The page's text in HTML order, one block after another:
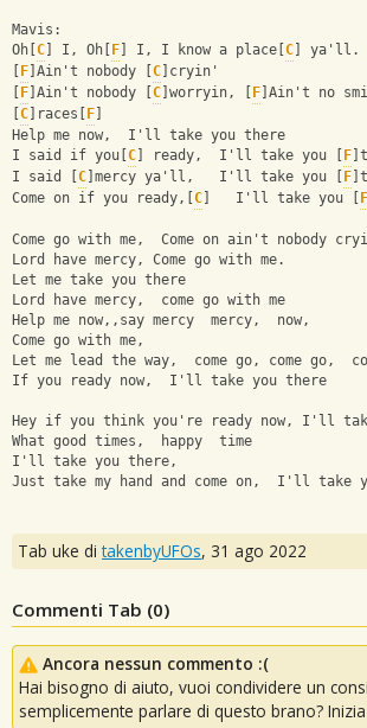
Mavis:
Oh[ C ] I, Oh[ F ] I, I know a place[ C ] ya'll. [
F ]Ain't nobody [ C ]cryin'
F ]Ain't nobody [ C ]worryin, [ F ]Ain't no
C ]races[ F
Help me now,  I'll take you there
I said if you[ C ] ready,  I'll take you [ F
I said [ C ]mercy ya'll,   I'll take you [ F
Come on if you ready,[ C ]   I'll take you [ F
Come go with me,  Come on ain't nobody
Lord have mercy, Come go with me.
Let me take you there
Lord have mercy,  come go with me
Help me now,,say mercy  mercy,  now,
Come go with me,
Let me lead the way,  come go, come go,
If you ready now,  I'll take you there
Hey if you think you're ready now, I'll
What good times,  happy  time
I'll take you there,
Just take my hand and come on,  I'll take
Tab uke ditakenbyUFOs, 31 ago 2022
Commenti Tab (0)
Ancora nessun commento :(
Hai bisogno di aiuto, vuoi condividere un
semplicemente parlare di questo brano?